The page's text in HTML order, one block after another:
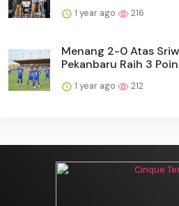
1 year ago 216
Menang 2-0 Atas
Pekanbaru Raih 3 Poin
1 year ago 212